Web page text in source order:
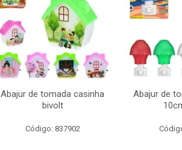
Abajur de tomada casinha
bivolt
Código: 837902
Abajur de